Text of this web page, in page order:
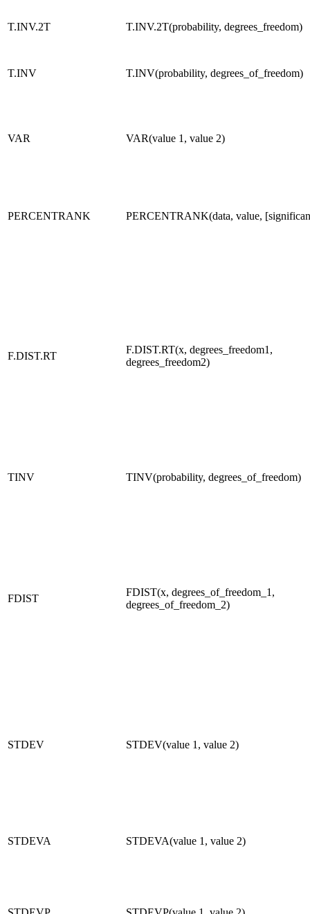
T.INV.2T T.INV.2T(probability, degrees_freedom)
T.INV T.INV(probability, degrees_of_freedom)
VAR VAR(value 1, value 2)
PERCENTRANK PERCENTRANK(data, value,
F.DIST.RT
F.DIST.RT(x, degrees_freedom1,
degrees_freedom2)
TINV TINV(probability, degrees_of_freedom)
FDIST
FDIST(x, degrees_of_freedom_1,
degrees_of_freedom_2)
STDEV STDEV(value 1, value 2)
STDEVA STDEVA(value 1, value 2)